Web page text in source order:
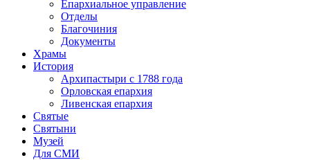
Епархиальное управление
Отделы
Благочиния
Документы
Храмы
История
Архипастыри с 1788 года
Орловская епархия
Ливенская епархия
Святые
Святыни
Музей
Для СМИ